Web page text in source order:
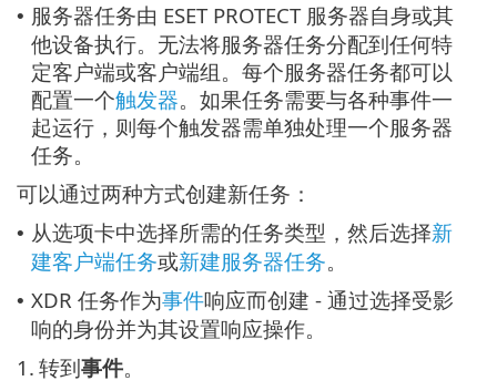
• 服务器任务由 ESET PROTECT 服务器自身或其
他设备执行。无法将服务器任务分配到任何特
定客户端或客户端组。每个服务器任务都可以
配置一个触发器。如果任务需要与各种事件一
起运行，则每个触发器需单独处理一个服务器
任务。
可以通过两种方式创建新任务：
• 从选项卡中选择所需的任务类型，然后选择新
建客户端任务或新建服务器任务。
• XDR 任务作为事件响应而创建 - 通过选择受影
响的身份并为其设置响应操作。
1. 转到事件。